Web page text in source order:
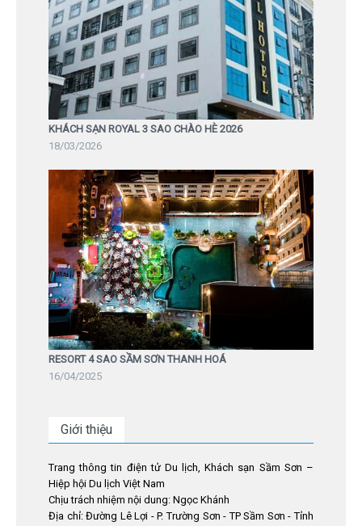
KHÁCH SẠN ROYAL 3 SAO CHÀO HÈ 2026
18/03/2026
RESORT 4 SAO SẦM SƠN THANH HOÁ
16/04/2025
Giới thiệu
Trang thông tin điện tử Du lịch, Khách sạn Sầm Sơn –
Hiệp hội Du lịch Việt Nam
Chịu trách nhiệm nội dung: Ngọc Khánh
Địa chỉ: Đường Lê Lợi - P. Trường Sơn - TP Sầm Sơn - Tỉnh